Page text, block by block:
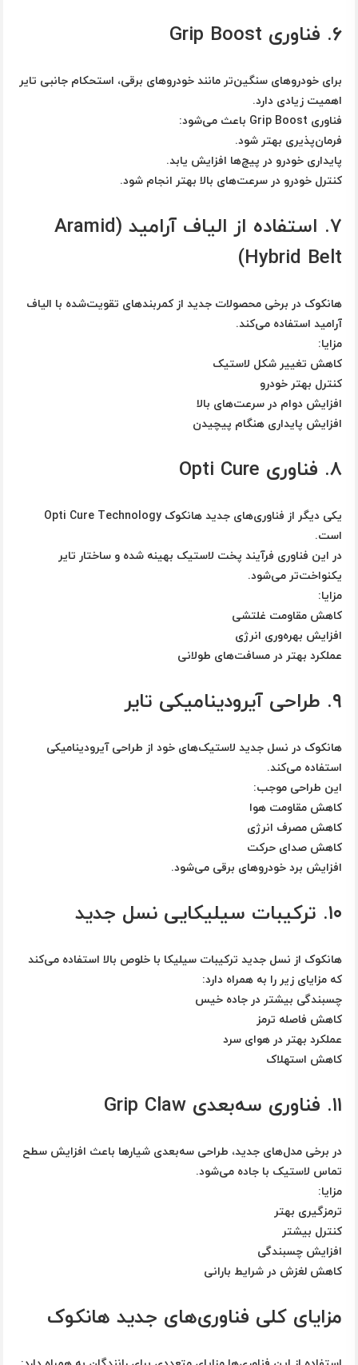
۶. فناوری Grip Boost
برای خودروهای سنگین‌تر مانند خودروهای برقی، استحکام جانبی تایر
اهمیت زیادی دارد.
فناوری Grip Boost باعث می‌شود:
فرمان‌پذیری بهتر شود.
پایداری خودرو در پیچ‌ها افزایش یابد.
کنترل خودرو در سرعت‌های بالا بهتر انجام شود.
۷. استفاده از الیاف آرامید (Aramid
Hybrid Belt)
هانکوک در برخی محصولات جدید از کمربندهای تقویت‌شده با الیاف
آرامید استفاده می‌کند.
مزایا:
کاهش تغییر شکل لاستیک
کنترل بهتر خودرو
افزایش دوام در سرعت‌های بالا
افزایش پایداری هنگام پیچیدن
۸. فناوری Opti Cure
یکی دیگر از فناوری‌های جدید هانکوک Opti Cure Technology
است.
در این فناوری فرآیند پخت لاستیک بهینه شده و ساختار تایر
یکنواخت‌تر می‌شود.
مزایا:
کاهش مقاومت غلتشی
افزایش بهره‌وری انرژی
عملکرد بهتر در مسافت‌های طولانی
۹. طراحی آیرودینامیکی تایر
هانکوک در نسل جدید لاستیک‌های خود از طراحی آیرودینامیکی
استفاده می‌کند.
این طراحی موجب:
کاهش مقاومت هوا
کاهش مصرف انرژی
کاهش صدای حرکت
افزایش برد خودروهای برقی می‌شود.
۱۰. ترکیبات سیلیکایی نسل جدید
هانکوک از نسل جدید ترکیبات سیلیکا با خلوص بالا استفاده می‌کند
که مزایای زیر را به همراه دارد:
چسبندگی بیشتر در جاده خیس
کاهش فاصله ترمز
عملکرد بهتر در هوای سرد
کاهش استهلاک
۱۱. فناوری سه‌بعدی Grip Claw
در برخی مدل‌های جدید، طراحی سه‌بعدی شیارها باعث افزایش سطح
تماس لاستیک با جاده می‌شود.
مزایا:
ترمزگیری بهتر
کنترل بیشتر
افزایش چسبندگی
کاهش لغزش در شرایط بارانی
مزایای کلی فناوری‌های جدید هانکوک